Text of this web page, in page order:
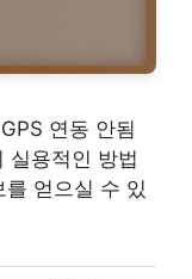
연동 안됨
실용적인 방법
얻으실 수 있